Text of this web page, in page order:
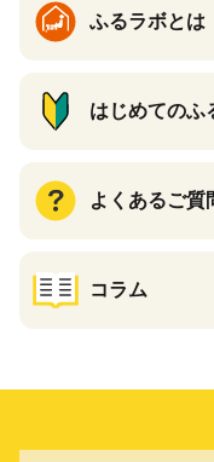
ふるラボとは
はじめてのふ
よくあるご質
コラム